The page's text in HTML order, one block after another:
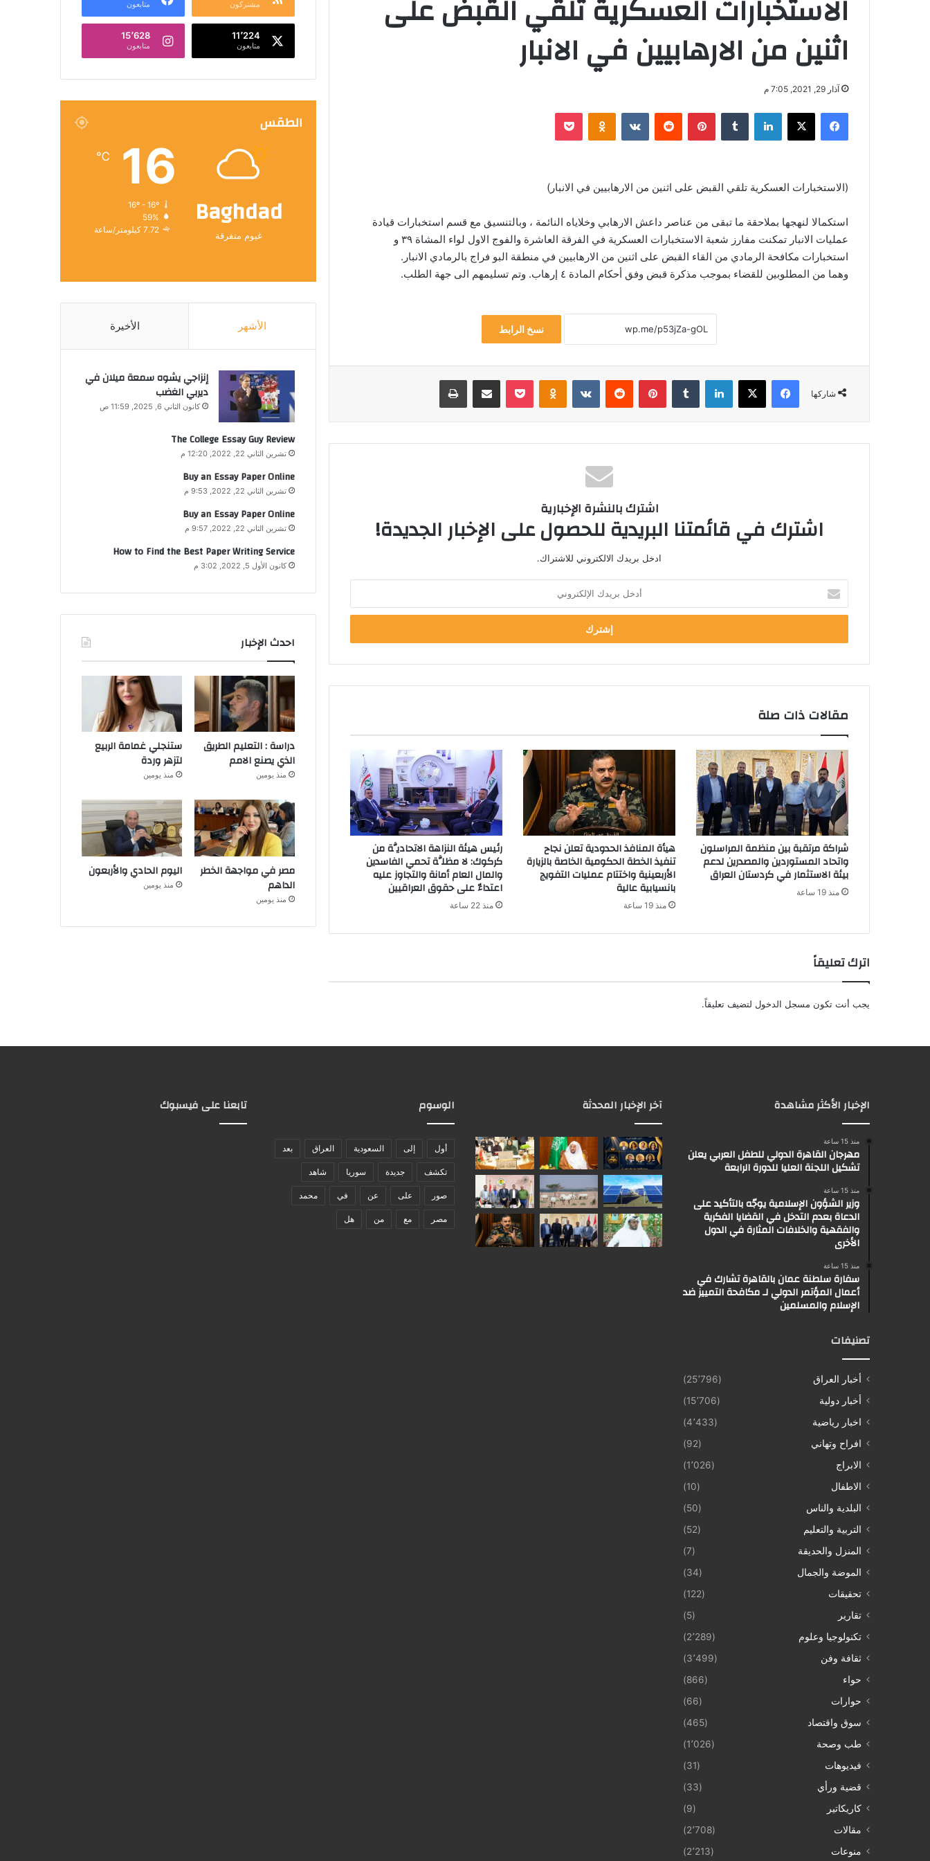
الاستخبارات العسكرية تلقي القبض على
اثنين من الارهابيين في الانبار
آذار 29, 2021, 7:05 م
فيسبوك ‫X لينكدإن بينتيريست Odnoklassniki
‫Pocket
(الاستخبارات العسكرية تلقي القبض على اثنين من الارهابيين في الانبار)
استكمالا لنهجها بملاحقة ما تبقى من عناصر داعش الارهابي وخلاياه النائمة ، وبالتنسيق مع قسم استخبارات قيادة
عمليات الانبار تمكنت مفارز شعبة الاستخبارات العسكرية في الفرقة العاشرة والفوج الاول لواء المشاة ٣٩ و
استخبارات مكافحة الرمادي من القاء القبض على اثنين من الارهابيين في منطقة البو فراج بالرمادي الانبار.
وهما من المطلوبين للقضاء بموجب مذكرة قبض وفق أحكام المادة ٤ إرهاب. وتم تسليمهم الى جهة الطلب.
نسخ الرابط
شاركها
فيسبوك ‫X لينكدإن بينتيريست Odnoklassniki
‫Pocket مشاركة عبر البريد طباعة
اشترك بالنشرة الإخبارية
اشترك في قائمتنا البريدية للحصول على الإخبار الجديدة!
ادخل بريدك الالكتروني للاشتراك.
بريدك
الإلكتروني
مقالات ذات صلة
شراكة مرتقبة بين منظمة المراسلون
واتحاد المستوردين والمصدرين لدعم
بيئة الاستثمار في كردستان العراق
منذ 19 ساعة
هيأة المنافذ الحدودية تعلن نجاح
تنفيذ الخطة الحكومية الخاصة بالزيارة
الأربعينية واختتام عمليات التفويج
بانسيابية عالية
منذ 19 ساعة
رئيس هيئة النزاهة الاتحاديَّة من
كركوك: لا مظلَّة تحمي الفاسدين
والمال العام أمانة والتجاوز عليه
اعتداءٌ على حقوق العراقيين
منذ 22 ساعة
اترك تعليقاً
يجب أنت تكون مسجل الدخول لتضيف تعليقاً.
مشتركون متابعون
11٬224
متابعون
15٬628
متابعون
الطقس
Baghdad
غيوم متفرقة
16
℃
16º - 16º
59%
7.72 كيلومتر/ساعة
الأشهر الأخيرة
إنزاجي يشوه سمعة ميلان في
ديربي الغضب
كانون الثاني 6, 2025, 11:59 ص
The College Essay Guy Review
تشرين الثاني 22, 2022, 12:20 م
Buy an Essay Paper Online
تشرين الثاني 22, 2022, 9:53 م
Buy an Essay Paper Online
تشرين الثاني 22, 2022, 9:57 م
How to Find the Best Paper Writing Service
كانون الأول 5, 2022, 3:02 م
احدث الإخبار
دراسة : التعليم الطريق
الذي يصنع الامم
منذ يومين
ستنجلي غمامة الربيع
لتزهر وردة
منذ يومين
مصر في مواجهة الخطر
الداهم
منذ يومين
اليوم الحادي والأربعون
منذ يومين
الإخبار الأكثر مشاهدة
منذ 15 ساعة
مهرجان القاهرة الدولي للطفل العربي يعلن
تشكيل اللجنة العليا للدورة الرابعة
منذ 15 ساعة
وزير الشؤون الإسلامية يوجّه بالتأكيد على
الدعاة بعدم التدخل في القضايا الفكرية
والفقهية والخلافات المثارة في الدول
الأخرى
منذ 15 ساعة
سفارة سلطنة عمان بالقاهرة تشارك في
أعمال المؤتمر الدولي لـ مكافحة التمييز ضد
الإسلام والمسلمين
تصنيفات
أخبار العراق
(25٬796)
أخبار دولية
(15٬706)
اخبار رياضية
(4٬433)
افراح وتهاني
(92)
الابراج
(1٬026)
الاطفال
(10)
البلدية والناس
(50)
التربية والتعليم
(52)
المنزل والحديقة
(7)
الموضة والجمال
(34)
تحقيقات
(122)
تقارير
(5)
تكنولوجيا وعلوم
(2٬289)
ثقافة وفن
(3٬499)
حواء
(866)
حوارات
(66)
سوق واقتصاد
(465)
طب وصحة
(1٬026)
فيديوهات
(31)
قضية ورأي
(33)
كاريكاتير
(9)
مقالات
(2٬708)
منوعات
(2٬213)
آخر الإخبار المحدثة الوسوم
أول إلى السعودية العراق بعد
تكشف جديدة سوريا شاهد
صور على عن في محمد
مصر مع من هل
تابعنا على فيسبوك